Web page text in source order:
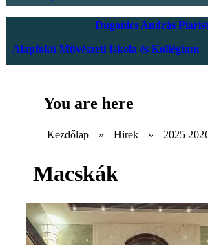
Dugonics András
Alapfokú Művészeti Iskola és Kollégium
You are here
Kezdőlap » Hirek » 2025
Macskák